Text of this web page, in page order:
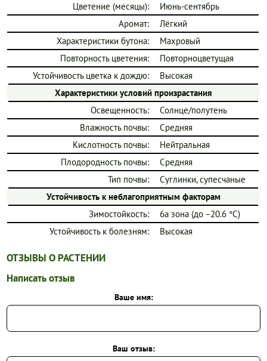
Цветение (месяцы):
Июнь-сентябрь
Аромат:
Лёгкий
Характеристики бутона:
Махровый
Повторность цветения:
Повторноцветущая
Устойчивость цветка к дождю:
Высокая
Характеристики условий произрастания
Освещенность:
Солнце/полутень
Влажность почвы:
Средняя
Кислотность почвы:
Нейтральная
Плодородность почвы:
Средняя
Тип почвы:
Суглинки, супесчаные
Устойчивость к неблагоприятным факторам
Зимостойкость:
6a зона (до −20.6 °C)
Устойчивость к болезням:
Высокая
ОТЗЫВЫ О РАСТЕНИИ
Написать отзыв
Ваше имя:
Ваш отзыв: